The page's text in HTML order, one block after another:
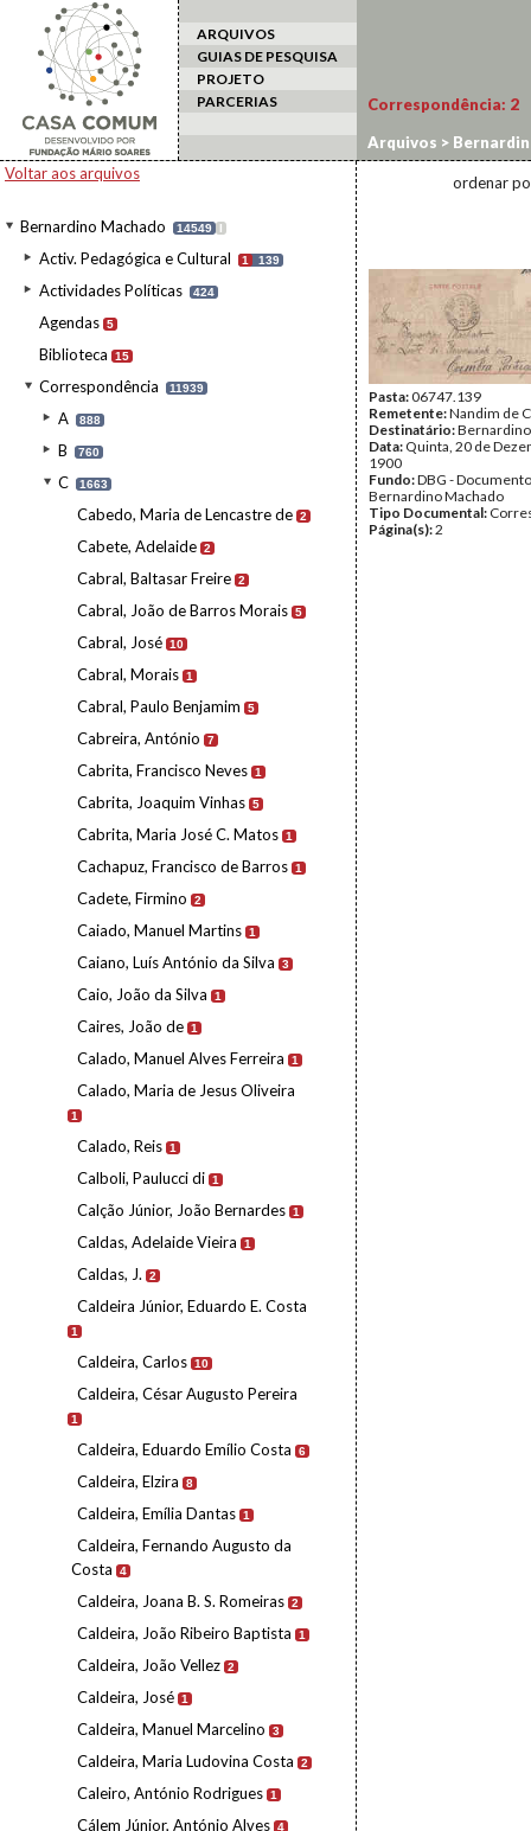
ARQUIVOS
GUIAS DE PESQUISA
PROJETO
PARCERIAS
Voltar aos arquivos
Bernardino Machado 14549 I
Activ. Pedagógica e Cultural 1 139
Actividades Políticas 424
Agendas 5
Biblioteca 15
Correspondência 11939
A 888
B 760
C 1663
Cabedo, Maria de Lencastre de 2
Cabete, Adelaide 2
Cabral, Baltasar Freire 2
Cabral, João de Barros Morais 5
Cabral, José 10
Cabral, Morais 1
Cabral, Paulo Benjamim 5
Cabreira, António 7
Cabrita, Francisco Neves 1
Cabrita, Joaquim Vinhas 5
Cabrita, Maria José C. Matos 1
Cachapuz, Francisco de Barros 1
Cadete, Firmino 2
Caiado, Manuel Martins 1
Caiano, Luís António da Silva 3
Caio, João da Silva 1
Caires, João de 1
Calado, Manuel Alves Ferreira 1
Calado, Maria de Jesus Oliveira
1
Calado, Reis 1
Calboli, Paulucci di 1
Calção Júnior, João Bernardes 1
Caldas, Adelaide Vieira 1
Caldas, J. 2
Caldeira Júnior, Eduardo E. Costa
1
Caldeira, Carlos 10
Caldeira, César Augusto Pereira
1
Caldeira, Eduardo Emílio Costa 6
Caldeira, Elzira 8
Caldeira, Emília Dantas 1
Caldeira, Fernando Augusto da
Costa
4
Caldeira, Joana B. S. Romeiras 2
Caldeira, João Ribeiro Baptista 1
Caldeira, João Vellez 2
Caldeira, José 1
Caldeira, Manuel Marcelino 3
Caldeira, Maria Ludovina Costa 2
Caleiro, António Rodrigues 1
Cálem Júnior, António Alves 4
Correspondência: 2
Arquivos >
ordenar
Pasta:06747.139
Remetente:Nandim de
Destinatário:
Data: Quinta, 20 de
1900
Fundo:DBG -
Bernardino Machado
Tipo Documental:
Página(s):2